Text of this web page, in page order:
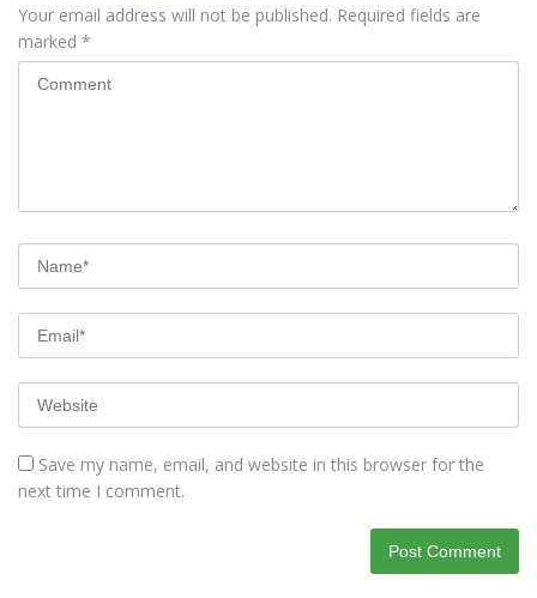
Your email address will not be published. Required fields are
marked *
Save my name, email, and website in this browser for the
next time I comment.